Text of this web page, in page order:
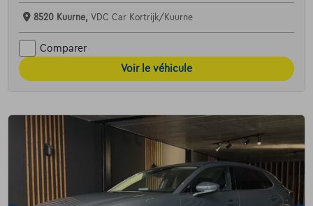
8520 Kuurne, VDC Car Kortrijk/Kuurne
Comparer
Voir le véhicule